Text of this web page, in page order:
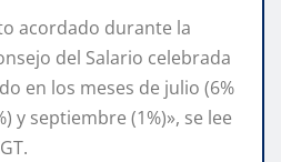
acordado durante la
del Salario celebrada
en los meses de julio (6%
y septiembre (1%)», se lee